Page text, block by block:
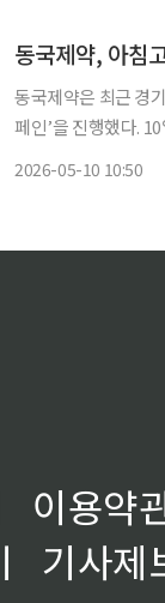
동국제약, 아침
동국제약은 최근 경
페인’을 진행했다. 10일 동국제약에 따르면 동행캠페인은 걷기와 같은 일상 속 가벼운 운동과
2026-05-10 10:50
이용약
ㅣ
기사제